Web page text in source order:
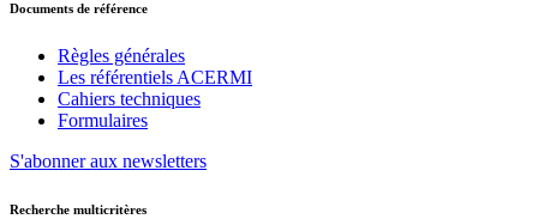
Documents de référence
Règles générales
Les référentiels ACERMI
Cahiers techniques
Formulaires
S'abonner aux newsletters
Recherche multicritères